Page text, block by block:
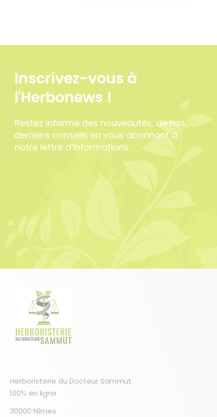
Inscrivez-vous à
l'Herbonews !
Restez informé des nouveautés, de nos
derniers conseils en vous abonnant à
notre lettre d’informations.
Herboristerie du Docteur Sammut
100% en ligne
30000 Nîmes